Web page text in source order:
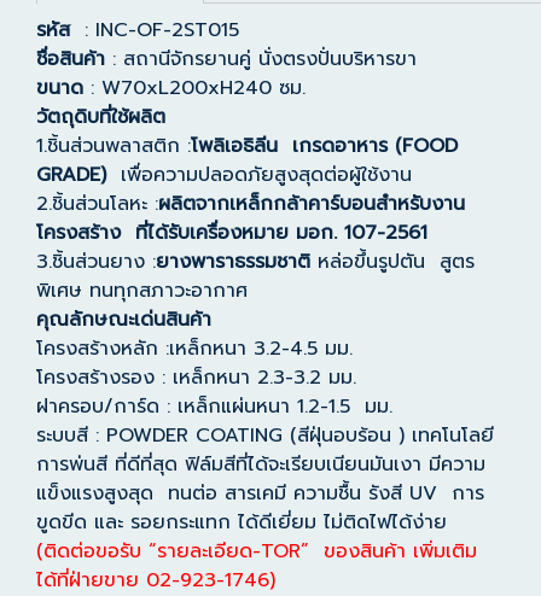
รหัส: INC-OF-2ST015
ชื่อสินค้า : สถานีจักรยานคู่ นั่งตรงปั่นบริหารขา
ขนาด : W70xL200xH240 ซม.
วัตถุดิบที่ใช้ผลิต
1.ชิ้นส่วนพลาสติก :โพลิเอธิลีน เกรดอาหาร (FOOD
GRADE)เพื่อความปลอดภัยสูงสุดต่อผู้ใช้งาน
2.ชิ้นส่วนโลหะ :ผลิตจากเหล็กกล้าคาร์บอนสำหรับงาน
โครงสร้าง ที่ได้รับเครื่องหมาย มอก. 107-2561
3.ชิ้นส่วนยาง :ยางพาราธรรมชาติ หล่อขึ้นรูปตัน สูตร
พิเศษ ทนทุกสภาวะอากาศ
คุณลักษณะเด่นสินค้า
โครงสร้างหลัก :เหล็กหนา 3.2-4.5 มม.
โครงสร้างรอง : เหล็กหนา 2.3-3.2 มม.
ฝาครอบ/การ์ด : เหล็กแผ่นหนา 1.2-1.5 มม.
ระบบสี : POWDER COATING (สีฝุ่นอบร้อน ) เทคโนโลยี
การพ่นสี ที่ดีที่สุด ฟิล์มสีที่ได้จะเรียบเนียนมันเงา มีความ
แข็งแรงสูงสุด ทนต่อ สารเคมี ความชื้น รังสี UV การ
ขูดขีด และ รอยกระแทก ได้ดีเยี่ยม ไม่ติดไฟได้ง่าย
(ติดต่อขอรับ “รายละเอียด-TOR” ของสินค้า เพิ่มเติม
ได้ที่ฝ่ายขาย 02-923-1746)